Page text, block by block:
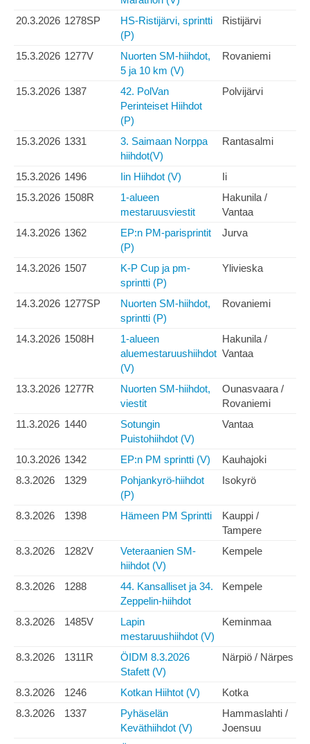
20.3.2026 1278SP
HS-Ristijärvi, sprintti
(P)
Ristijärvi
15.3.2026 1277V
Nuorten SM-hiihdot,
5 ja 10 km (V)
Rovaniemi
15.3.2026 1387
42. PolVan
Perinteiset Hiihdot
(P)
Polvijärvi
15.3.2026 1331
3. Saimaan Norppa
hiihdot(V)
Rantasalmi
15.3.2026 1496 Iin Hiihdot (V)
Ii
15.3.2026 1508R
1-alueen
mestaruusviestit
Hakunila /
Vantaa
14.3.2026 1362
EP:n PM-parisprintit
(P)
Jurva
14.3.2026 1507
K-P Cup ja pm-
sprintti (P)
Ylivieska
14.3.2026 1277SP
Nuorten SM-hiihdot,
sprintti (P)
Rovaniemi
14.3.2026 1508H
1-alueen
aluemestaruushiihdot
(V)
Hakunila /
Vantaa
13.3.2026 1277R
Nuorten SM-hiihdot,
viestit
Ounasvaara /
Rovaniemi
11.3.2026 1440
Sotungin
Puistohiihdot (V)
Vantaa
10.3.2026 1342 EP:n PM sprintti (V)
Kauhajoki
8.3.2026
1329
Pohjankyrö-hiihdot
(P)
Isokyrö
8.3.2026 1398 Hämeen PM Sprintti
Kauppi /
Tampere
8.3.2026
1282V
Veteraanien SM-
hiihdot (V)
Kempele
8.3.2026 1288
44. Kansalliset ja 34.
Zeppelin-hiihdot
Kempele
8.3.2026 1485V
Lapin
mestaruushiihdot (V)
Keminmaa
8.3.2026 1311R
ÖIDM 8.3.2026
Stafett (V)
Närpiö / Närpes
8.3.2026 1246 Kotkan Hiihtot (V)
Kotka
8.3.2026
1337
Pyhäselän
Keväthiihdot (V)
Hammaslahti /
Joensuu